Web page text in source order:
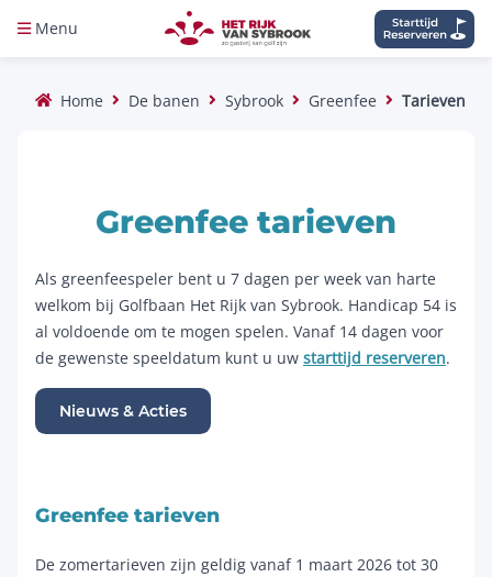
Menu
Home De banen Sybrook Greenfee Tarieven
Greenfee tarieven
Als greenfeespeler bent u 7 dagen per week van harte
welkom bij Golfbaan Het Rijk van Sybrook. Handicap 54 is
al voldoende om te mogen spelen. Vanaf 14 dagen voor
de gewenste speeldatum kunt u uw starttijd reserveren.
Nieuws & Acties
Greenfee tarieven
De zomertarieven zijn geldig vanaf 1 maart 2026 tot 30